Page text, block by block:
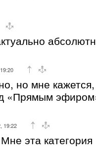
но мне
«Прямым
19:22
эта